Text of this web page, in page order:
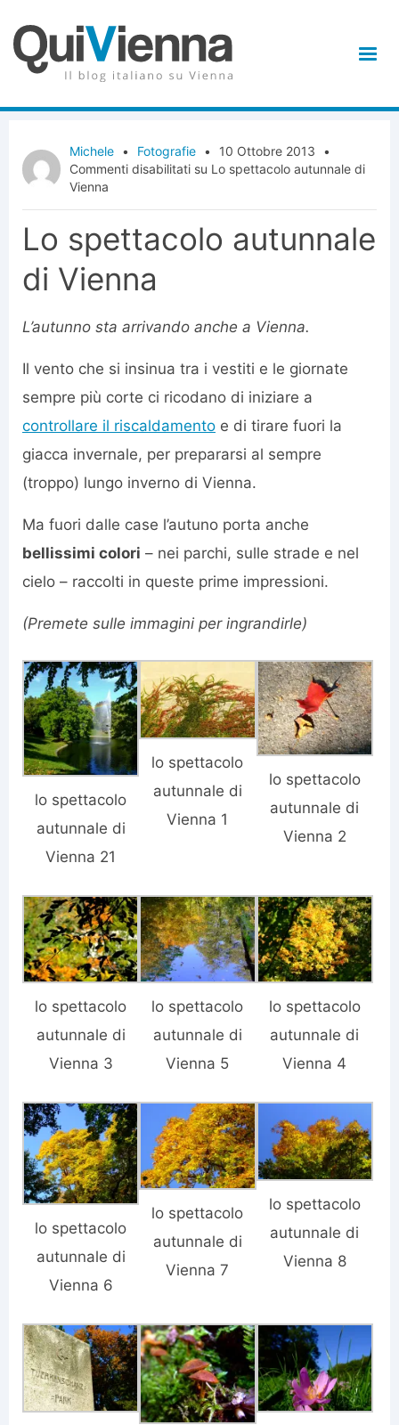
Michele • Fotografie • 10 Ottobre 2013
•
Commenti disabilitati su Lo spettacolo autunnale di
Vienna
Lo spettacolo autunnale
di Vienna
L’autunno sta arrivando anche a Vienna.
Il vento che si insinua tra i vestiti e le giornate
sempre più corte ci ricodano di iniziare a
controllare il riscaldamento e di tirare fuori la
giacca invernale, per prepararsi al sempre
(troppo) lungo inverno di Vienna.
Ma fuori dalle case l’autuno porta anche
bellissimi colori – nei parchi, sulle strade e nel
cielo – raccolti in queste prime impressioni.
(Premete sulle immagini per ingrandirle)
lo spettacolo
autunnale di
Vienna 21
lo spettacolo
autunnale di
Vienna 1
lo spettacolo
autunnale di
Vienna 2
lo spettacolo
autunnale di
Vienna 3
lo spettacolo
autunnale di
Vienna 5
lo spettacolo
autunnale di
Vienna 4
lo spettacolo
autunnale di
Vienna 6
lo spettacolo
autunnale di
Vienna 7
lo spettacolo
autunnale di
Vienna 8